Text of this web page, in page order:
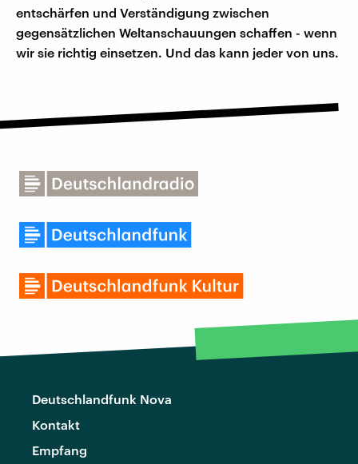
entschärfen und Verständigung zwischen
gegensätzlichen Weltanschauungen schaffen - wenn
wir sie richtig einsetzen. Und das kann jeder von uns.
Deutschlandfunk Nova
Kontakt
Empfang